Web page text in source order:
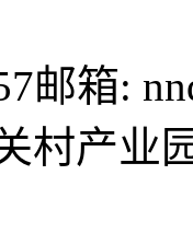
邮箱:
村产业